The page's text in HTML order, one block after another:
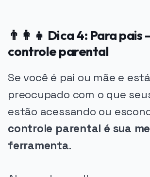
👨‍👩‍👧 Dica 4: Para pais
controle parental
Se você é pai ou mãe e está
preocupado com o que
estão acessando ou
controle parental é sua
ferramenta.